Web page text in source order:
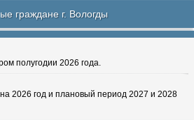
граждане г. Вологды
полугодии 2026 года.
2026 год и плановый период 2027 и 2028